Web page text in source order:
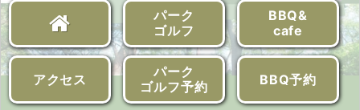
パーク
ゴルフ
BBQ&
cafe
アクセス
パーク
ゴルフ予約
BBQ予約